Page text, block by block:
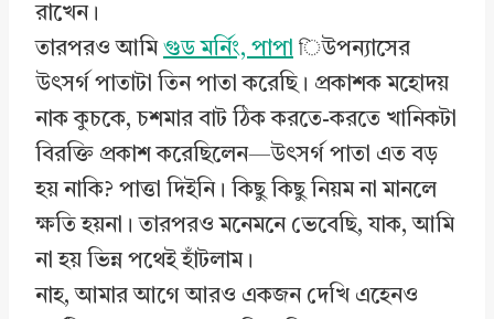
রাখেন।
তারপরও আমি গুড মর্নিং, পাপা িউপন্যাসের
উৎসর্গ পাতাটা তিন পাতা করেছি। প্রকাশক মহোদয়
নাক কুচকে, চশমার বাট ঠিক করতে-করতে খানিকটা
বিরক্তি প্রকাশ করেছিলেন—উৎসর্গ পাতা এত বড়
হয় নাকি? পাত্তা দিইনি। কিছু কিছু নিয়ম না মানলে
ক্ষতি হয়না। তারপরও মনেমনে ভেবেছি, যাক, আমি
না হয় ভিন্ন পথেই হাঁটলাম।
নাহ, আমার আগে আরও একজন দেখি এহেনও